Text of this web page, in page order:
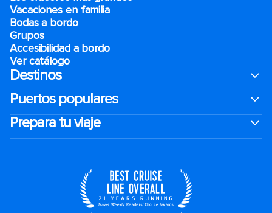
Vacaciones en familia
Bodas a bordo
Grupos
Accesibilidad a bordo
Ver catálogo
Destinos
Puertos populares
Prepara tu viaje